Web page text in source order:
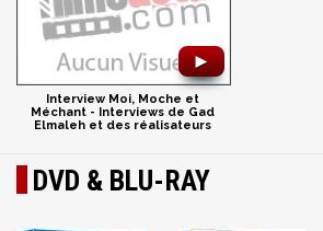
►
Interview Moi, Moche et
Méchant - Interviews de Gad
Elmaleh et des réalisateurs
DVD & BLU-RAY